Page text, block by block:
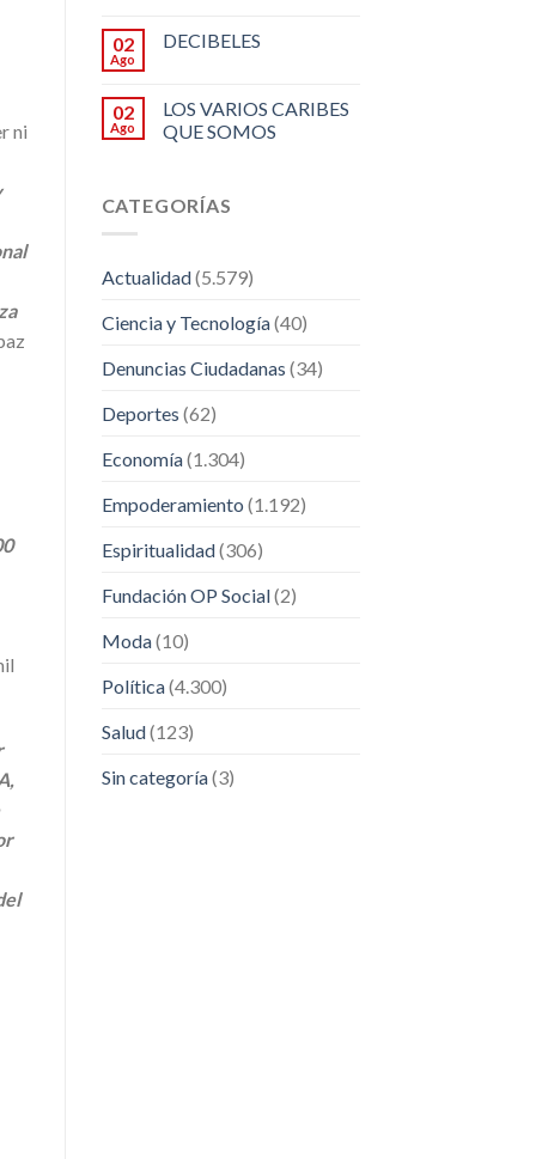
ni
02
Ago
DECIBELES
02
Ago
LOS VARIOS CARIBES
QUE SOMOS
CATEGORÍAS
Actualidad(5.579)
Ciencia y Tecnología(40)
Denuncias Ciudadanas (34)
Deportes (62)
Economía(1.304)
Empoderamiento (1.192)
Espiritualidad(306)
Fundación OP Social(2)
Moda(10)
Política(4.300)
Salud(123)
Sin categoría(3)